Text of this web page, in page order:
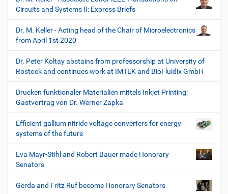
Circuits and Systems II: Express Briefs
Dr. M. Keller - Acting head of the Chair of Microelectronics
from April 1st 2020
Dr. Peter Koltay abstains from professorship at University of
Rostock and continues work at IMTEK and BioFluidix GmbH
Drucken funktionaler Materialien mittels Inkjet Printing:
Gastvortrag von Dr. Werner Zapka
Efficient gallium nitride voltage converters for energy
systems of the future
Eva Mayr-Stihl and Robert Bauer made Honorary
Senators
Gerda and Fritz Ruf become Honorary Senators